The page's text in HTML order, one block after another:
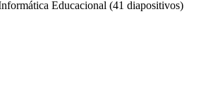
Educacional (41 diapositivos)